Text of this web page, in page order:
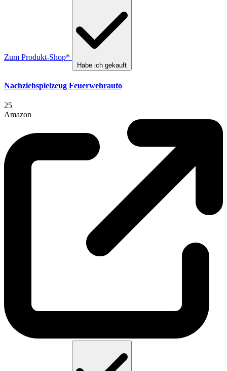
Zum Produkt-Shop*
Habe ich gekauft
Nachziehspielzeug Feuerwehrauto
25
Amazon